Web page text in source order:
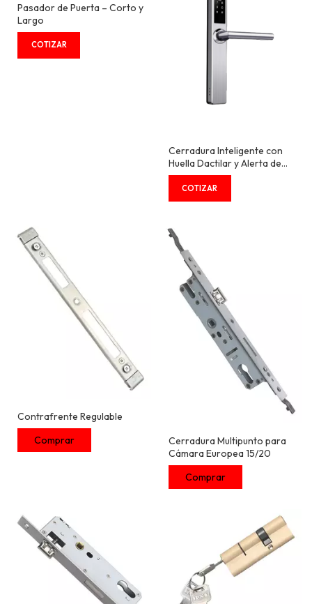
Pasador de Puerta – Corto y
Largo
Cerradura Inteligente con
Huella Dactilar y Alerta de
Manipulación
Contrafrente Regulable
Cerradura Multipunto para
Cámara Europea 15/20